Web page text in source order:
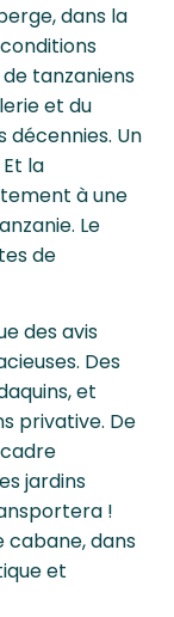
dans la
tanzaniens
et du
décennies. Un
Et la
à une
Le
de
des avis
Des
et
privative. De
jardins
!
cabane, dans
et